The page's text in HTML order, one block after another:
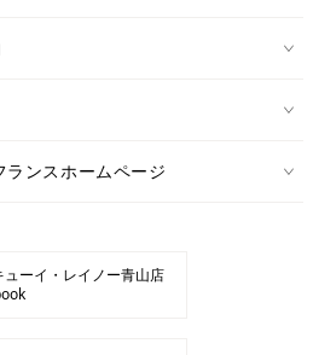
ランスホームページ
ューイ・レイノー青山店